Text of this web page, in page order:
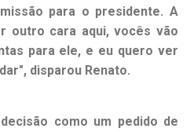
para o presidente. A
outro cara aqui, vocês vão
para ele, e eu quero ver
disparou Renato.
como um pedido de